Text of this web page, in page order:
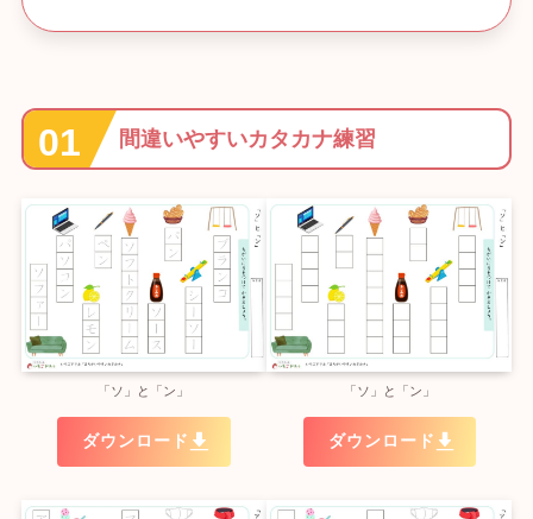
間違いやすいカタカナ練習
「ソ」と「ン」
ダウンロード
「ソ」と「ン」
ダウンロード